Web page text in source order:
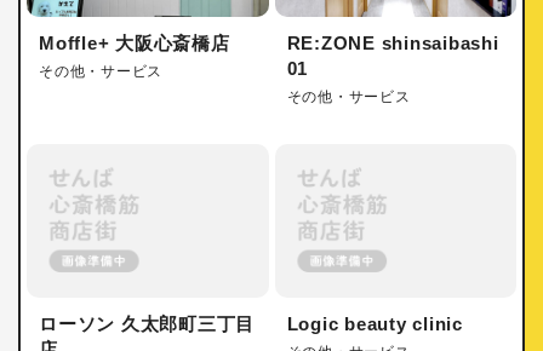
Moffle+ 大阪心斎橋店
その他・サービス
RE:ZONE shinsaibashi
01
その他・サービス
ローソン 久太郎町三丁目
Logic beauty clinic